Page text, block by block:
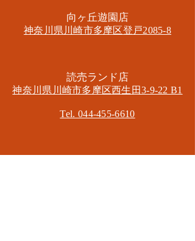
​向ヶ丘遊園店
神奈川県川崎市多摩区​登戸2085-8
​読売ランド店
神奈川県川崎市多摩区​西生田3-9-22 B1
Tel. 044-455-6610